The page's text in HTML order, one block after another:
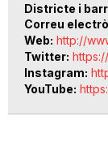
Districte i
Correu
Web http://
Twitter
Instagram
YouTube